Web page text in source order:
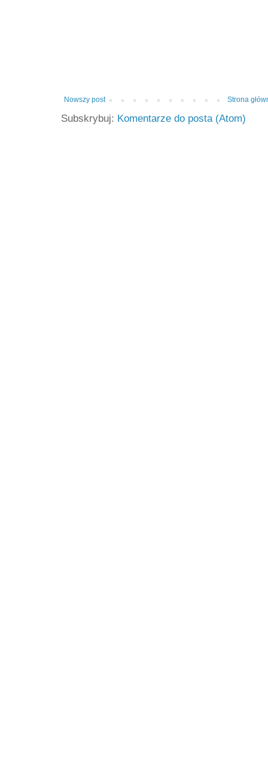
Nowszy post Strona
Subskrybuj: Komentarze do posta (Atom)